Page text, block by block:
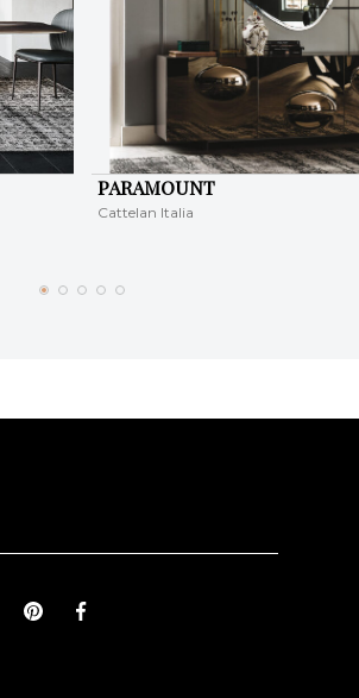
PARAMOUNT
Cattelan Italia